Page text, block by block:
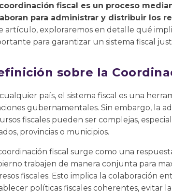
fiscal es un proceso
para administrar y distribuir los
artículo, exploraremos en detalle qué
para garantizar un sistema fiscal
sobre la
país, el sistema fiscal es una
gubernamentales. Sin embargo, la
fiscales pueden ser complejas,
provincias o municipios.
fiscal surge como una
trabajen de manera conjunta para
fiscales. Esto implica la colaboración
políticas fiscales coherentes, evitar